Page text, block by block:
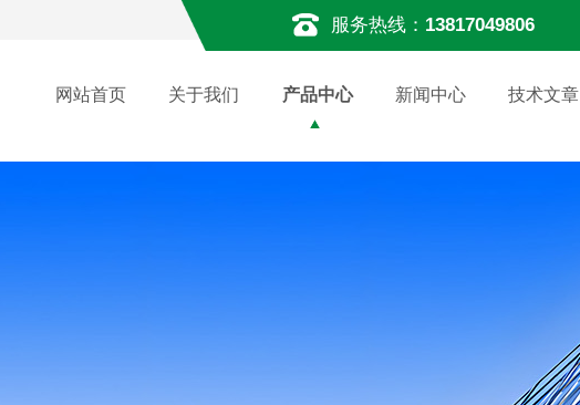
服务热线： 13817049806
网站首页 关于我们 产品中心 新闻中心 技术文章